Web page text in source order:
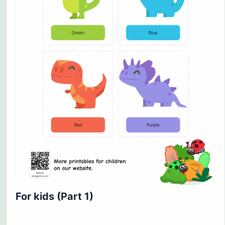
For kids (Part 1)